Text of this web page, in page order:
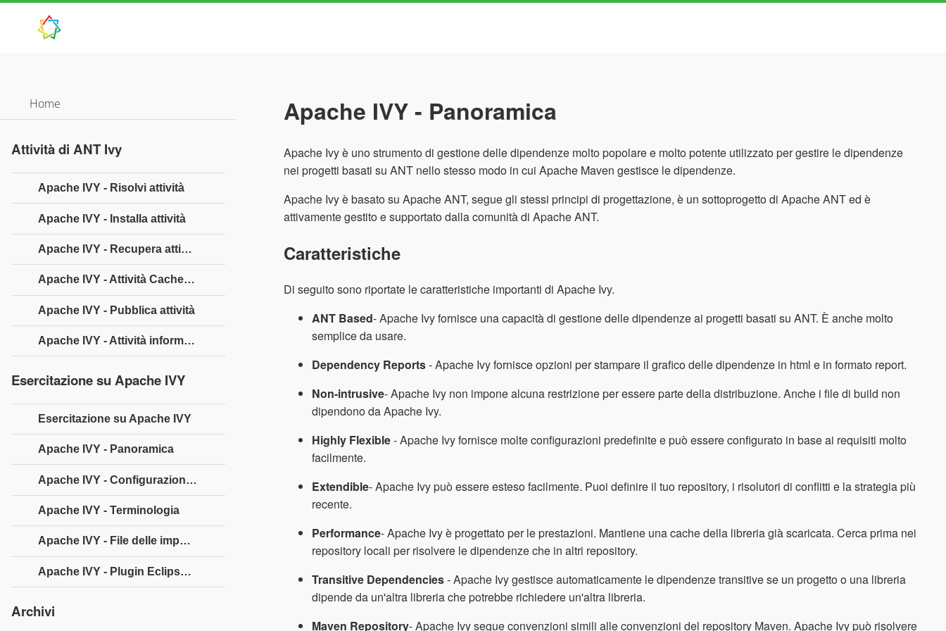
Apache IVY - Panoramica
Apache Ivy è uno strumento di gestione delle dipendenze molto popolare e molto potente utilizzato per gestire le dipendenze
nei progetti basati su ANT nello stesso modo in cui Apache Maven gestisce le dipendenze.
Apache Ivy è basato su Apache ANT, segue gli stessi principi di progettazione, è un sottoprogetto di Apache ANT ed è
attivamente gestito e supportato dalla comunità di Apache ANT.
Caratteristiche
Di seguito sono riportate le caratteristiche importanti di Apache Ivy.
ANT Based- Apache Ivy fornisce una capacità di gestione delle dipendenze ai progetti basati su ANT. È anche molto
semplice da usare.
Dependency Reports- Apache Ivy fornisce opzioni per stampare il grafico delle dipendenze in html e in formato report.
Non-intrusive- Apache Ivy non impone alcuna restrizione per essere parte della distribuzione. Anche i file di build non
dipendono da Apache Ivy.
Highly Flexible- Apache Ivy fornisce molte configurazioni predefinite e può essere configurato in base ai requisiti molto
facilmente.
Extendible- Apache Ivy può essere esteso facilmente. Puoi definire il tuo repository, i risolutori di conflitti e la strategia più
recente.
Performance- Apache Ivy è progettato per le prestazioni. Mantiene una cache della libreria già scaricata. Cerca prima nei
repository locali per risolvere le dipendenze che in altri repository.
Transitive Dependencies- Apache Ivy gestisce automaticamente le dipendenze transitive se un progetto o una libreria
dipende da un'altra libreria che potrebbe richiedere un'altra libreria.
Maven Repository- Apache Ivy segue convenzioni simili alle convenzioni del repository Maven. Apache Ivy può risolvere
Home
Attività di ANT Ivy
Apache IVY - Risolvi attività
Apache IVY - Installa attività
Apache IVY - Recupera attività
Apache IVY - Attività Cachepath
Apache IVY - Pubblica attività
Apache IVY - Attività informativa
Esercitazione su Apache IVY
Esercitazione su Apache IVY
Apache IVY - Panoramica
Apache IVY - Configurazione dell'ambiente
Apache IVY - Terminologia
Apache IVY - File delle impostazioni
Apache IVY - Plugin Eclipse Ivy
Archivi